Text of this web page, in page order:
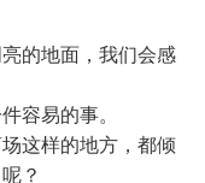
的地面，我们会感
容易的事。
这样的地方，都倾
？